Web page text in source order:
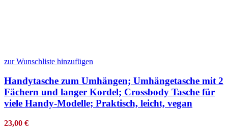
zur Wunschliste hinzufügen
Handytasche zum Umhängen; Umhängetasche mit 2
Fächern und langer Kordel; Crossbody Tasche für
viele Handy-Modelle; Praktisch, leicht, vegan
23,00 €